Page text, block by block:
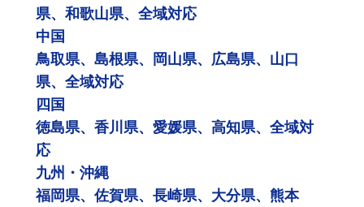
県、和歌山県、全域対応
中国
鳥取県、島根県、岡山県、広島県、山口
県、全域対応
四国
徳島県、香川県、愛媛県、高知県、全域対
応
九州・沖縄
福岡県、佐賀県、長崎県、大分県、熊本